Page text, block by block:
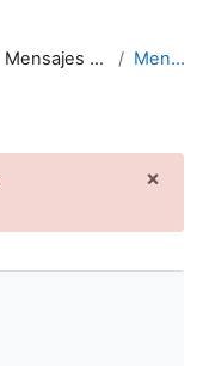
Mensajes en foros Mensajes
×